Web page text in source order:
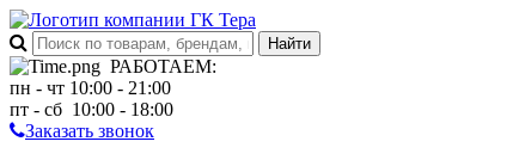
РАБОТАЕМ:
пн - чт 10:00 - 21:00
пт - сб 10:00 - 18:00
Заказать звонок